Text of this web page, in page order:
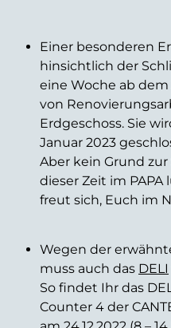
Einer besonderen
hinsichtlich der
eine Woche ab dem
von
Erdgeschoss. Sie
Januar 2023
Aber kein Grund
dieser Zeit im PAPA
freut sich, Euch im
Wegen der
muss auch das DELI
So findet Ihr das
Counter 4 der